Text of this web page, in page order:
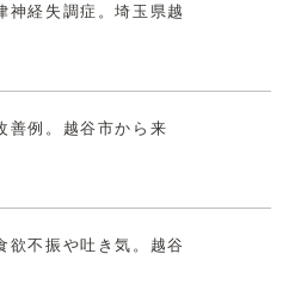
神経失調症。埼玉県越
善例。越谷市から来
欲不振や吐き気。越谷